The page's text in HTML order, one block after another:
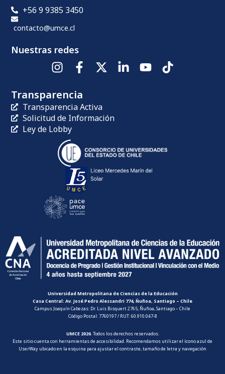
+56 9 9385 3450
contacto@umce.cl
Nuestras redes
Transparencia
Transparencia Activa
Solicitud de Información
Ley de Lobby
Universidad Metropolitana de Ciencias de la Educación
Casa Central: Av. José Pedro Alessandri 774, Ñuñoa, Santiago – Chile
Campus Joaquín Cabezas: Dr. Luis Bisquert 2765, Ñuñoa, Santiago – Chile
Código Postal: 7760197 / RUT: 60.910.047-8
UMCE 2026. Todos los derechos reservados.
Este sitio cuenta con herramientas de accesibilidad. Recomendamos utilizar el ícono azul de
UserWay ubicado en la esquina para ajustar el contraste, tamaño de letra y navegación